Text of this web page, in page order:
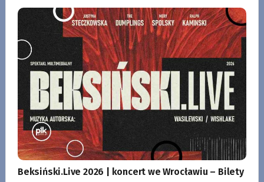
Beksiński.Live 2026 | koncert we Wrocławiu – Bilety